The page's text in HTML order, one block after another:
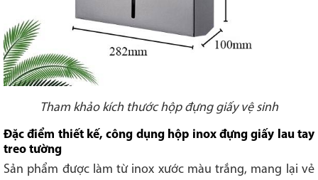
Tham khảo kích thước hộp đựng giấy vệ sinh
Đặc điểm thiết kế, công dụng hộp inox đựng giấy lau tay
treo tường
Sản phẩm được làm từ inox xước màu trắng, mang lại vẻ